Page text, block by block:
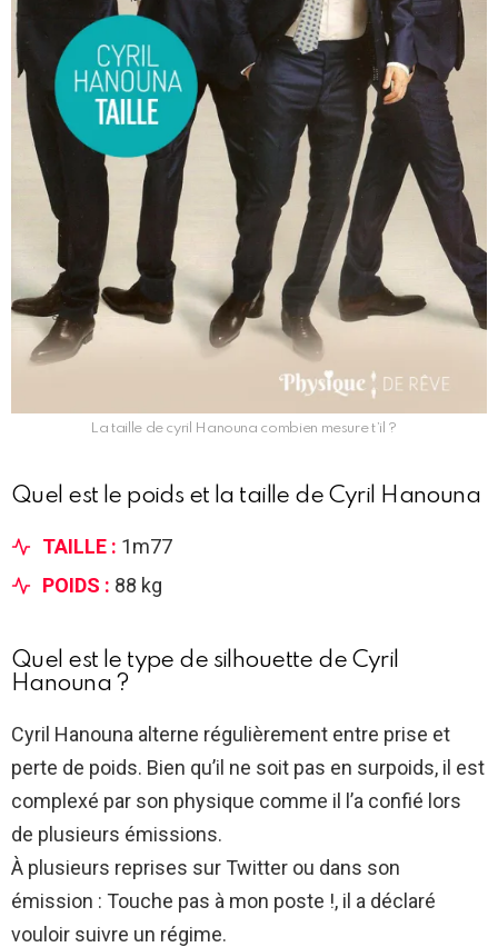
La taille de cyril Hanouna combien mesure t’il ?
Quel est le poids et la taille de Cyril Hanouna
TAILLE : 1m77
POIDS : 88 kg
Quel est le type de silhouette de Cyril
Hanouna ?
Cyril Hanouna alterne régulièrement entre prise et
perte de poids. Bien qu’il ne soit pas en surpoids, il est
complexé par son physique comme il l’a confié lors
de plusieurs émissions.
À plusieurs reprises sur Twitter ou dans son
émission : Touche pas à mon poste !, il a déclaré
vouloir suivre un régime.